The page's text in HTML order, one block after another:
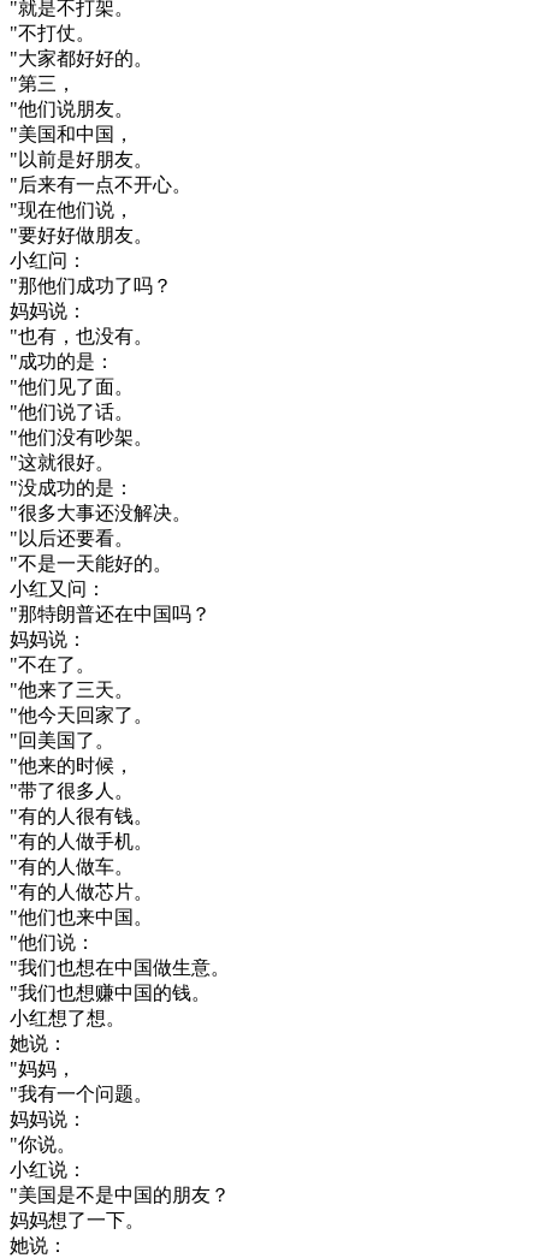
"就是不打架。
"不打仗。
"大家都好好的。
"第三 ，
"他们说朋友。
"美国和中国 ，
"以前是好朋友。
"后来有一点不开心。
"现在他们说 ，
"要好好做朋友。
小红问 ：
"那他们成功了吗 ？
妈妈说 ：
"也有 ， 也没有。
"成功的是 ：
"他们 见了面。
"他们说了话。
"他们没有吵架。
"这就很好。
"没成功的是 ：
"很多大事还没解决。
"以后还要看。
"不是一天能好的。
小红又问 ：
"那特朗普还在中国吗 ？
妈妈说 ：
"不在了。
"他来了三天。
"他今天回家了。
"回 美国了。
"他来的时候 ，
"带了很多人。
"有的人很有钱。
"有的人做手机。
"有的人做车。
"有的人做芯片。
"他们也来中国。
"他们说 ：
"我们也想在中国做生意。
"我们也想赚中国的钱。
小红想了想。
她说 ：
"妈妈 ，
"我有一个问题。
妈妈说 ：
"你说。
小红说 ：
"美国是不是中国的朋友 ？
妈妈想了一下。
她说 ：